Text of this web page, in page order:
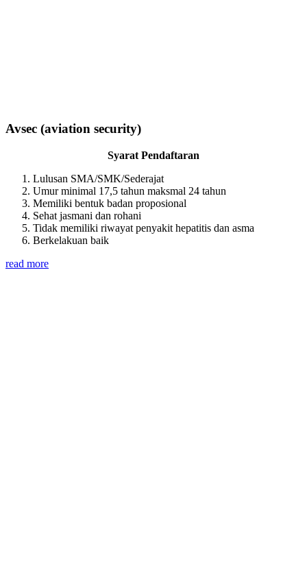
Avsec (aviation security)
Syarat Pendaftaran
Lulusan SMA/SMK/Sederajat
Umur minimal 17,5 tahun maksmal 24 tahun
Memiliki bentuk badan proposional
Sehat jasmani dan rohani
Tidak memiliki riwayat penyakit hepatitis dan asma
Berkelakuan baik
read more